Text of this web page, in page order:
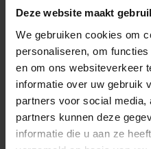
Deze website maakt
We gebruiken cookies om
personaliseren, om
en om ons websiteverkeer
informatie over uw gebruik
partners voor social
partners kunnen deze
informatie die u aan ze
6
hoog en
Prijs
€ 2,99
papier